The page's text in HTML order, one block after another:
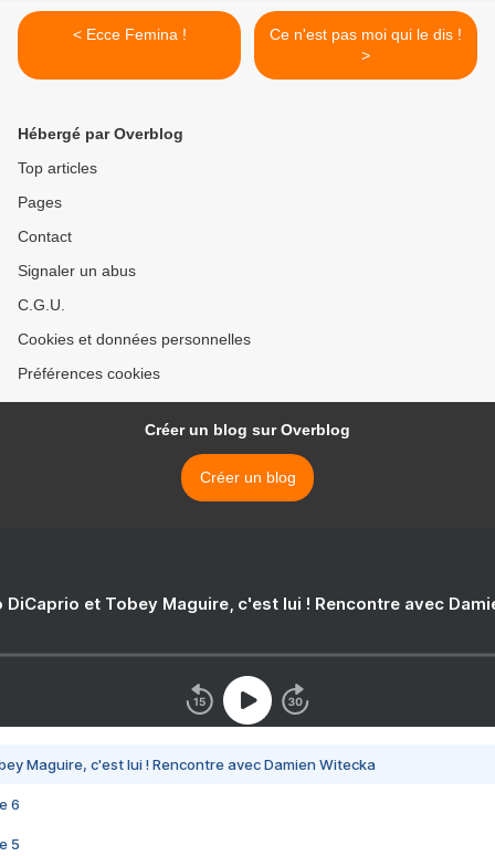
< Ecce Femina !
Ce n'est pas moi qui le dis !
>
Hébergé par Overblog
Top articles
Pages
Contact
Signaler un abus
C.G.U.
Cookies et données personnelles
Préférences cookies
Créer un blog sur Overblog
Créer un blog
DiCaprio et Tobey Maguire, c'est lui ! Rencontre avec
Maguire, c'est lui ! Rencontre avec Damien Witecka
6
5